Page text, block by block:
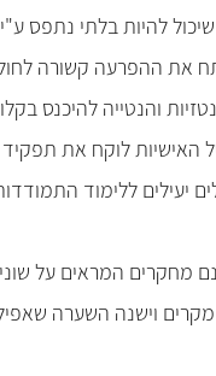
להיות בלתי נתפס
את ההפרעה קשורה
והנטייה להיכנס
האישיות לוקח את
יעילים ללימוד
מחקרים המראים על